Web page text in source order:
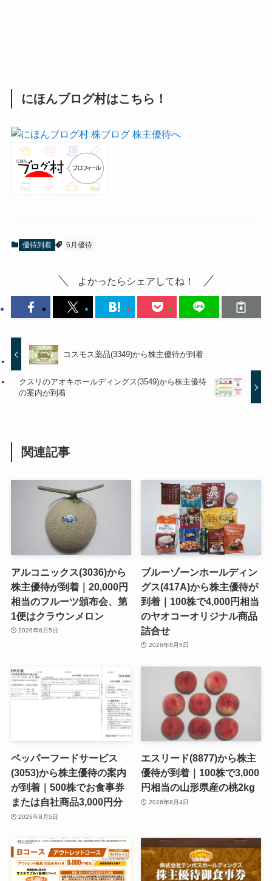
にほんブログ村はこちら！
優待到着 6月優待
よかったらシェアしてね！
コスモス薬品(3349)から株主優待が到着
クスリのアオキホールディングス(3549)から株主優待
の案内が到着
関連記事
アルコニックス(3036)から
株主優待が到着｜20,000円
相当のフルーツ頒布会、第
1便はクラウンメロン
2026年8月5日
ブルーゾーンホールディン
グス(417A)から株主優待が
到着｜100株で4,000円相当
のヤオコーオリジナル商品
詰合せ
2026年8月5日
ペッパーフードサービス
(3053)から株主優待の案内
が到着｜500株でお食事券
または自社商品3,000円分
2026年8月5日
エスリード(8877)から株主
優待が到着｜100株で3,000
円相当の山形県産の桃2kg
2026年8月4日